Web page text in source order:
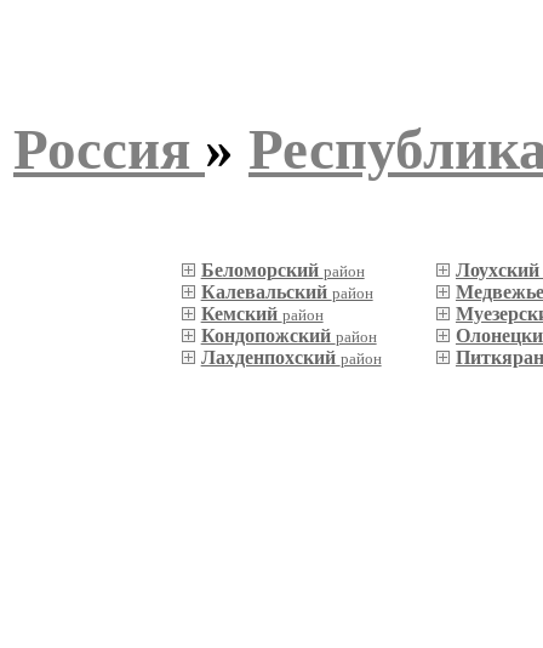
Россия »
Беломорский район
Калевальский район
Кемский район
Кондопожский район
Лахденпохский район
Лоухский